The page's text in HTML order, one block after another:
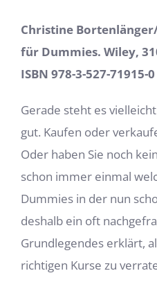
Christine
für Dummies. Wiley,
ISBN 978-3-527-71915-0
Gerade steht es
gut. Kaufen oder
Oder haben Sie noch
schon immer einmal
Dummies in der nun
deshalb ein oft
Grundlegendes erklärt,
richtigen Kurse zu